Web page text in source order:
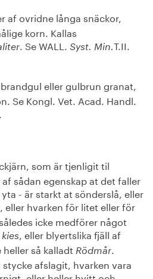
af ovridne långa snäckor,
korn. Kallas
. Se WALL. Syst. Min.T.II.
eller gulbrun granat,
Se Kongl. Vet. Acad. Handl.
som är tjenligit til
sådan egenskap at det faller
- är starkt at sönderslå, eller
, eller hvarken för litet eller för
icke medförer något
kies, eller blyertslika fjäll af
så kalladt Rödmår.
afslagit, hvarken vara